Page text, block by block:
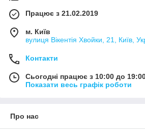
Працює з 21.02.2019
м. Київ
вулиця Вікентія Хвойки, 21, Київ,
Контакти
Сьогодні працює з 10:00 до
Показати весь графік роботи
Про нас